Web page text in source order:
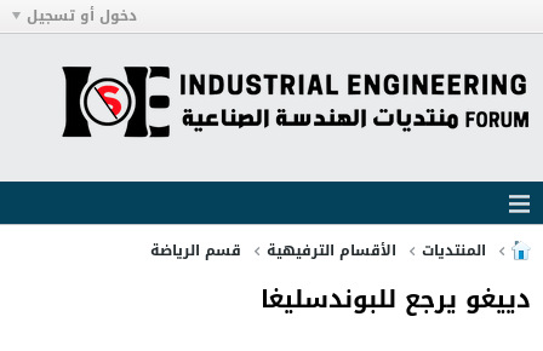
دخول أو تسجيل
المنتديات الأقسام الترفيهية قسم الرياضة
دييغو يرجع للبوندسليغا